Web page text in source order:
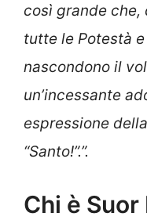
così grande che,
tutte le Potestà
nascondono il
un’incessante
espressione
“Santo!”.”.
Chi è